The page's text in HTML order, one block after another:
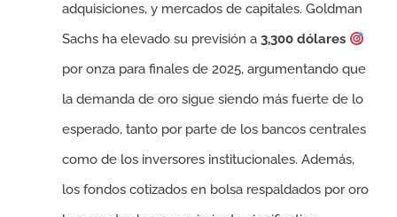
adquisiciones, y mercados de capitales. Goldman
Sachs ha elevado su previsión a 3,300 dólares
por onza para finales de 2025, argumentando que
la demanda de oro sigue siendo más fuerte de lo
esperado, tanto por parte de los bancos centrales
como de los inversores institucionales. Además,
los fondos cotizados en bolsa respaldados por oro